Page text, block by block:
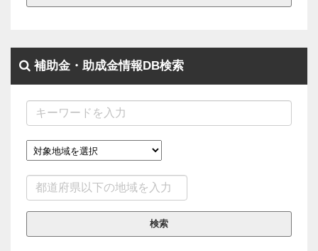
補助金・助成金情報DB検索
検索